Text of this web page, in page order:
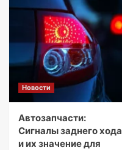
Новости
Автозапчасти:
Сигналы заднего хода
и их значение для